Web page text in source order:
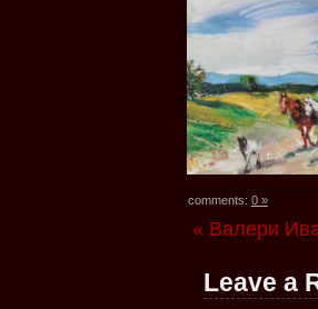
comments: 0 »
« Валери
Leave a